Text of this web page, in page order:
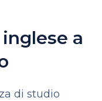
a
di studio